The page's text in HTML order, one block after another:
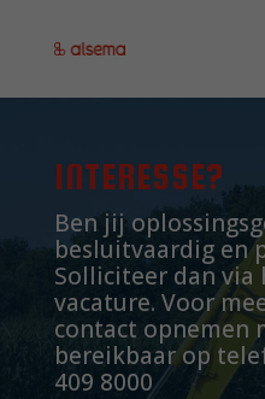
INTERESSE?
Ben jij
besluitvaardig en
Solliciteer dan
vacature. Voor
contact opnemen
bereikbaar op
409 8000